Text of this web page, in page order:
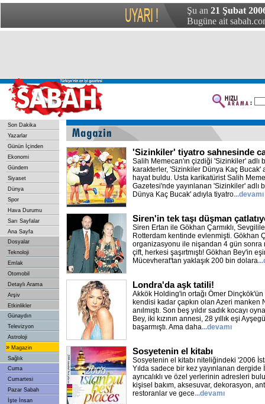
Şu an 21 Şubat
Bugüne ait
Son Dakika
Yazarlar
Günün İçinden
Ekonomi
Gündem
Siyaset
Dünya
Spor
Hava Durumu
Sarı Sayfalar
Ana Sayfa
Dosyalar
Teknoloji
Emlak
Otomobil
Detaylı Arama
Arşiv
Etkinlikler
Günaydın
Televizyon
Astroloji
» Magazin
Sağlık
Cuma
Cumartesi
Pazar Sabah
İşte İnsan
'Sizinkiler' tiyatro sahnesinde
Salih Memecan'ın çizdiği 'Sizinkiler' adlı
karakterler, 'Sizinkiler Dünya Kaç Bucak'
hayat buldu. Usta karikatürist Salih
Gazetesi'nde yayınlanan 'Sizinkiler' adlı
Dünya Kaç Bucak' adıyla tiyatro...devamı
Siren'in tek taşı düşman
Siren Ertan ile Gökhan Çarmıklı,
Rotterdam kentinde evlenmişti. Gökhan
organizasyonu ile nişandan 4 gün sonra
çift, herkesi şaşırtmıştı! Gökhan Bey'in
Mücevherat'tan yaklaşık 200 bin dolara
Londra'da aşk tatili!
Akkök Holding'in ortağı Ömer
kendisi kadar çapkın olan Azeri manken
anılmıştı. Son beş yıldır sadık kocayı
Bey, iki kızının annesi, 28 yıllık eşi
başarmıştı. Ama daha...devamı
Sosyetenin el kitabı
Sosyetenin el kitabı niteliğindeki '2006
Yılda sadece bir kez yayınlanan
ayrıcalıklı ve özel yerlerinin adresleri
kişisel bakım, aksesuvar, dekorasyon,
restoranlar ve gece...devamı